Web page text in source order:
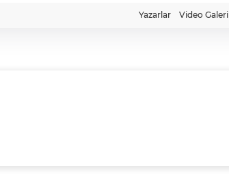
Yazarlar Video Galeri